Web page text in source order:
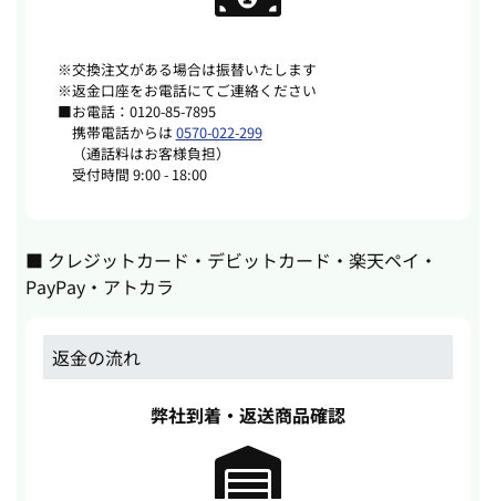
※交換注文がある場合は振替いたします
※返金口座をお電話にてご連絡ください
■お電話： 0120-85-7895
携帯電話からは 0570-022-299
（通話料はお客様負担）
受付時間 9:00 - 18:00
■ クレジットカード・デビットカード・楽天ペイ・
PayPay・アトカラ
返金の流れ
弊社到着・返送商品確認